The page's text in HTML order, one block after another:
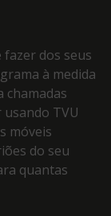
fazer dos seus
à medida
chamadas
TVU
móveis
do seu
quantas